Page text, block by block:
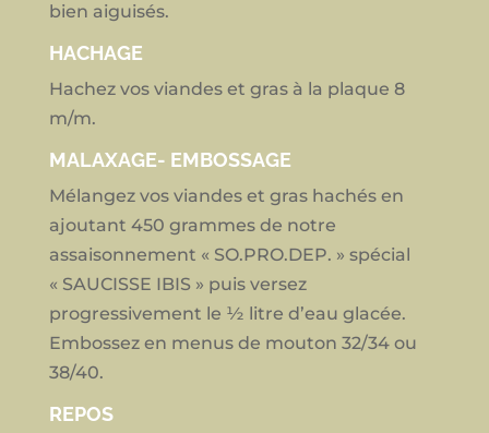
bien aiguisés.
HACHAGE
Hachez vos viandes et gras à la plaque 8
m/m.
MALAXAGE- EMBOSSAGE
Mélangez vos viandes et gras hachés en
ajoutant 450 grammes de notre
assaisonnement « SO.PRO.DEP. » spécial
« SAUCISSE IBIS » puis versez
progressivement le ½ litre d’eau glacée.
Embossez en menus de mouton 32/34 ou
38/40.
REPOS